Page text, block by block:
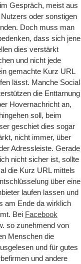
Gespräch, meist aus
oder sonstigen
Doch muss man
dass sich jene
dies verstärkt
und nicht jede
gemachte Kurz URL
lässt. Manche Social
die Enttarnung
Hovernachricht an,
soll, beim
geschiet dies sogar
nicht immer, über
Adressleiste. Gerade
nicht sicher ist, sollte
die Kurz URL mittels
über eine
laufen lassen und
am Ende da wirklich
Bei Facebook
so zunehmend von
Menschen die
und für gutes
und andere